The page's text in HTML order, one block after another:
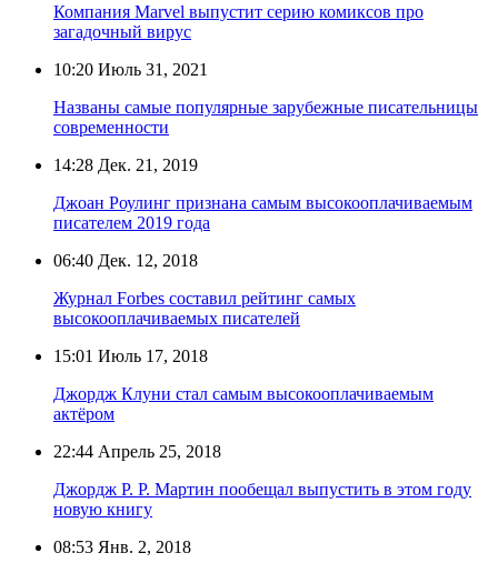
Компания Marvel выпустит серию комиксов про
загадочный вирус
10:20 Июль 31, 2021
Названы самые популярные зарубежные писательницы
современности
14:28 Дек. 21, 2019
Джоан Роулинг признана самым высокооплачиваемым
писателем 2019 года
06:40 Дек. 12, 2018
Журнал Forbes составил рейтинг самых
высокооплачиваемых писателей
15:01 Июль 17, 2018
Джордж Клуни стал самым высокооплачиваемым
актёром
22:44 Апрель 25, 2018
Джордж Р. Р. Мартин пообещал выпустить в этом году
новую книгу
08:53 Янв. 2, 2018